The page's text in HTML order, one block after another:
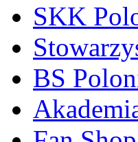
SKK
BS